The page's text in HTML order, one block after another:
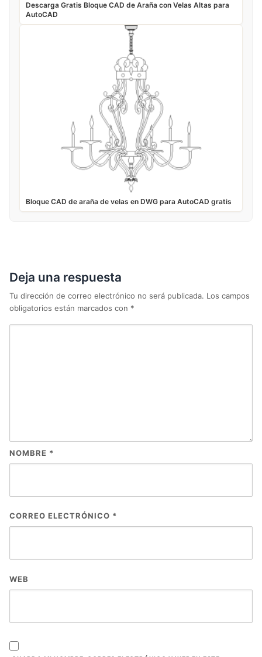
Descarga Gratis Bloque CAD de Araña con Velas Altas para
AutoCAD
Bloque CAD de araña de velas en DWG para AutoCAD gratis
Deja una respuesta
Tu dirección de correo electrónico no será publicada. Los campos
obligatorios están marcados con *
NOMBRE *
CORREO ELECTRÓNICO *
WEB